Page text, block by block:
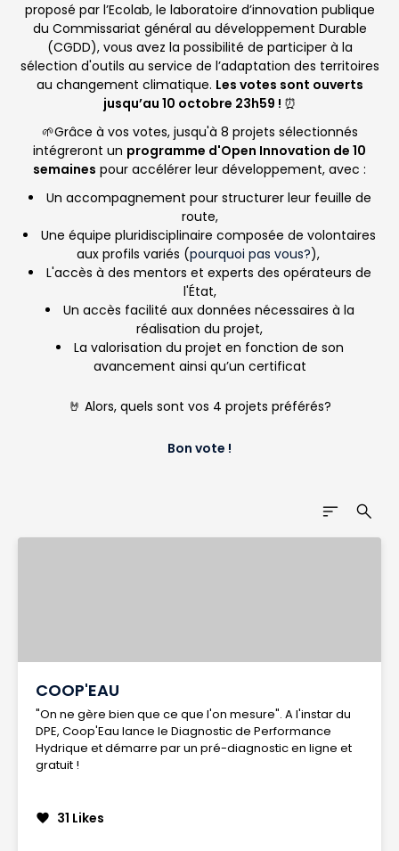
proposé par l’Ecolab, le laboratoire d’innovation publique
du Commissariat général au développement Durable
(CGDD), vous avez la possibilité de participer à la
sélection d'outils au service de l’adaptation des territoires
au changement climatique. Les votes sont ouverts
jusqu’au 10 octobre 23h59 ! ⏰
🌱Grâce à vos votes, jusqu'à 8 projets sélectionnés
intégreront un programme d'Open Innovation de 10
semaines pour accélérer leur développement, avec :
Un accompagnement pour structurer leur feuille de
route,
Une équipe pluridisciplinaire composée de volontaires
aux profils variés (pourquoi pas vous?),
L'accès à des mentors et experts des opérateurs de
l'État,
Un accès facilité aux données nécessaires à la
réalisation du projet,
La valorisation du projet en fonction de son
avancement ainsi qu’un certificat
🤘 Alors, quels sont vos 4 projets préférés?
Bon vote !
search
sort
COOP'EAU
"On ne gère bien que ce que l'on mesure". A l'instar du
DPE, Coop'Eau lance le Diagnostic de Performance
Hydrique et démarre par un pré-diagnostic en ligne et
gratuit !
favorite 31 Likes